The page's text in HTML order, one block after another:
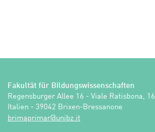
Fakultät für Bildungswissenschaften
Regensburger Allee 16 - Viale Ratisbona, 16
Italien - 39042 Brixen-Bressanone
ti.zbinu@ramirpamirb